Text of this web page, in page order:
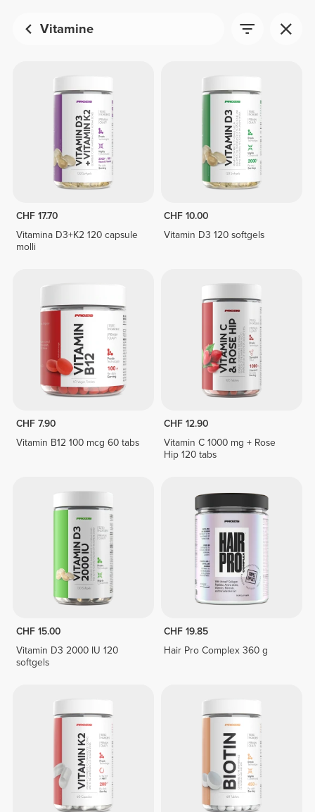
Vitamine
CHF 17.70
Vitamina D3+K2 120 capsule
molli
CHF 10.00
Vitamin D3 120 softgels
CHF 7.90
Vitamin B12 100 mcg 60 tabs
CHF 12.90
Vitamin C 1000 mg + Rose
Hip 120 tabs
CHF 15.00
Vitamin D3 2000 IU 120
softgels
CHF 19.85
Hair Pro Complex 360 g